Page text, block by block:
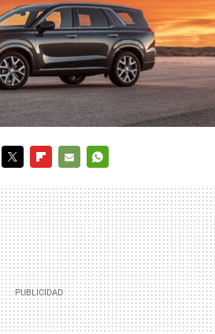
MAIL